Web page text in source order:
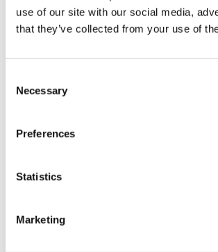
use of our site with our social media,
that they’ve collected from your use of
Selection
Necessary
Preferences
Statistics
Marketing